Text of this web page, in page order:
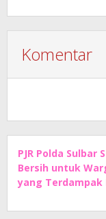
Komentar
PJR Polda Sulbar
Bersih untuk
yang Terdampak